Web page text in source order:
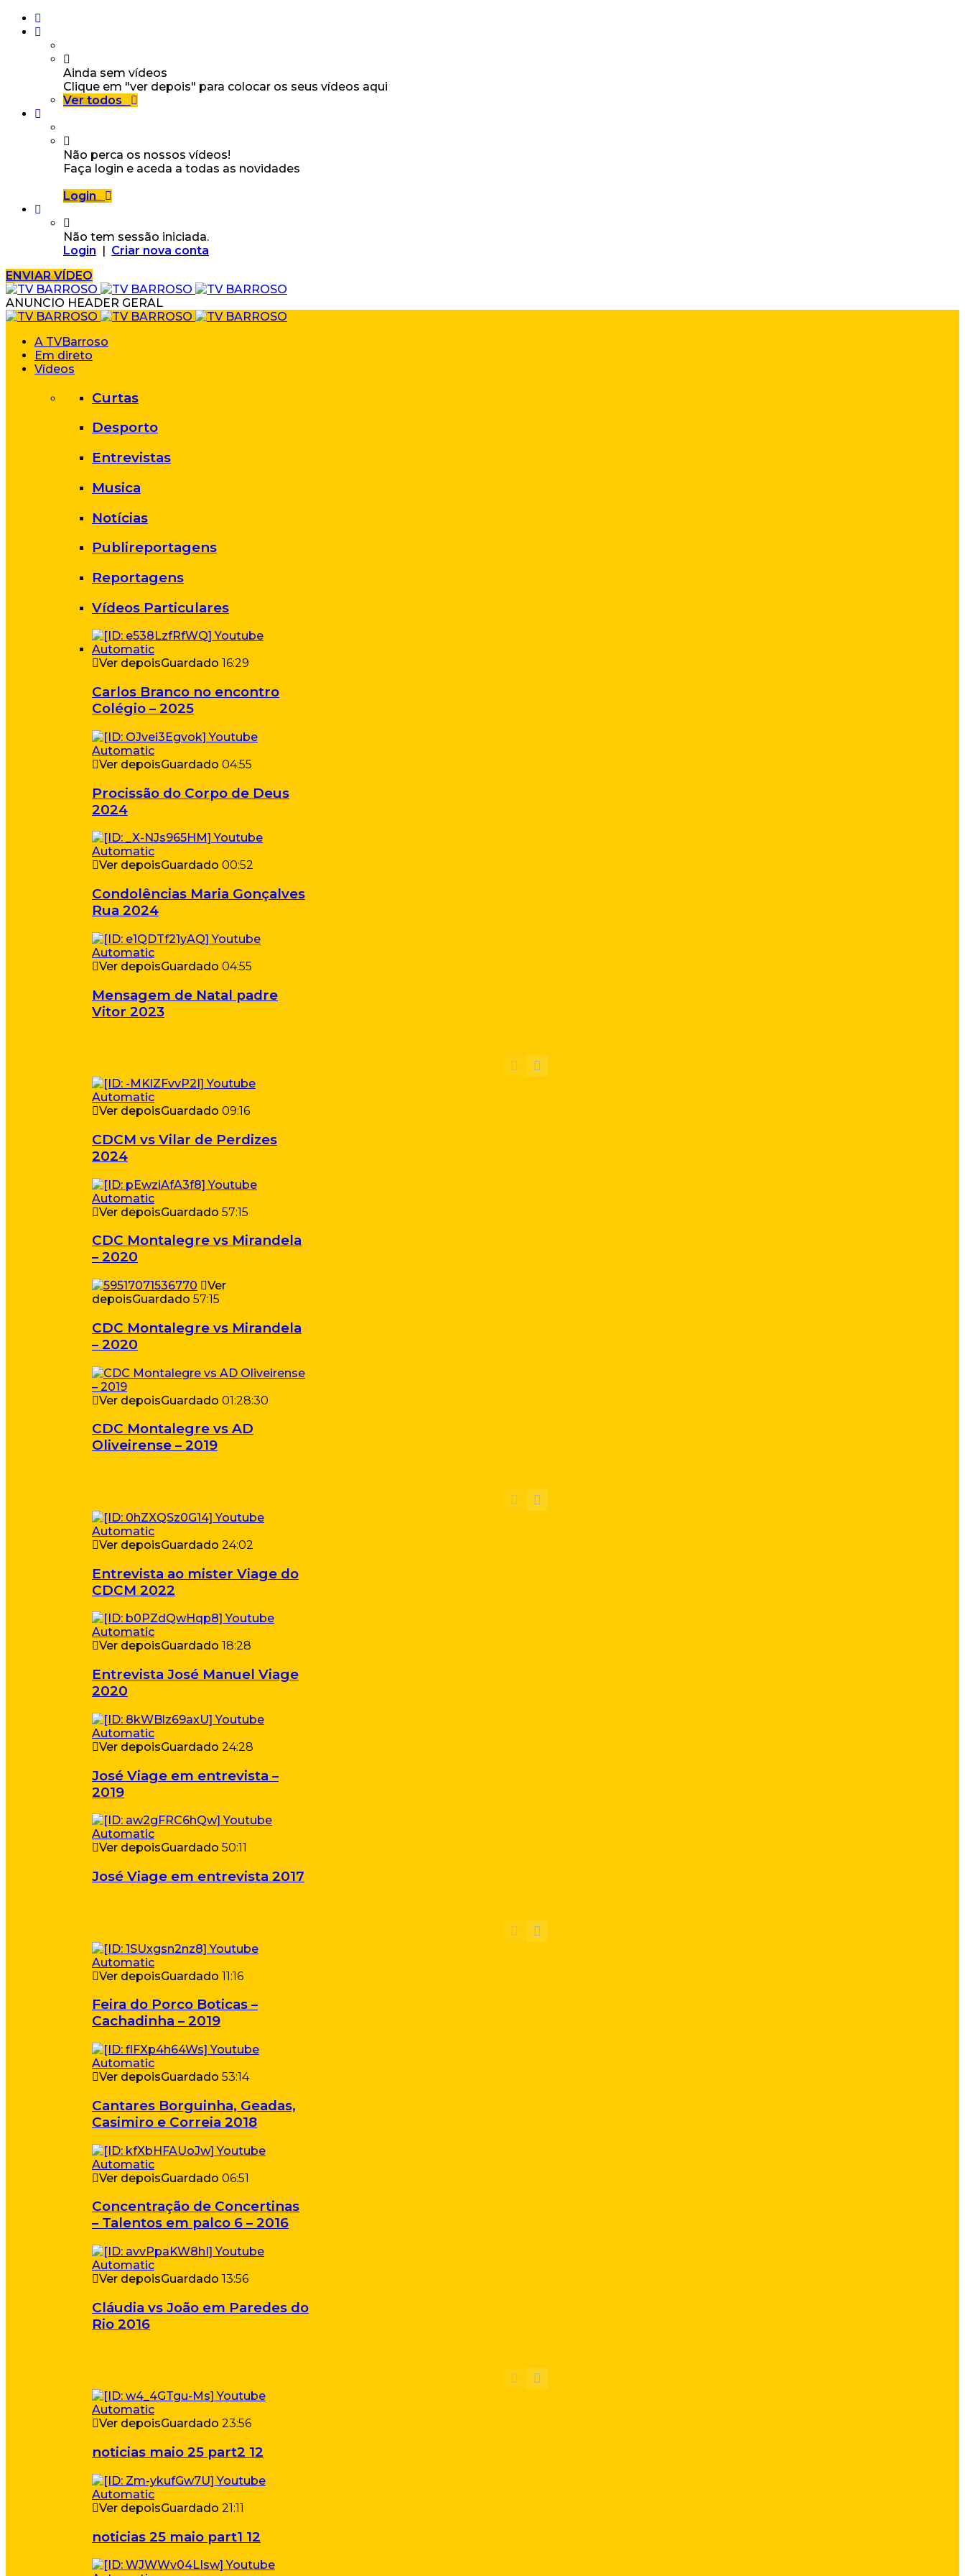
Ainda sem vídeos
Clique em "ver depois" para colocar os seus vídeos aqui
Ver todos
Não perca os nossos vídeos!
Faça login e aceda a todas as novidades
Login
Não tem sessão iniciada.
Login | Criar nova conta
ENVIAR VÍDEO
ANUNCIO HEADER GERAL
A TVBarroso
Em direto
Vídeos
Curtas
Desporto
Entrevistas
Musica
Notícias
Publireportagens
Reportagens
Vídeos Particulares
Ver depoisGuardado 16:29
Carlos Branco no encontro
Colégio – 2025
Ver depoisGuardado 04:55
Procissão do Corpo de Deus
2024
Ver depoisGuardado 00:52
Condolências Maria Gonçalves
Rua 2024
Ver depoisGuardado 04:55
Mensagem de Natal padre
Vitor 2023
Ver depoisGuardado 09:16
CDCM vs Vilar de Perdizes
2024
Ver depoisGuardado 57:15
CDC Montalegre vs Mirandela
– 2020
Ver
depoisGuardado 57:15
CDC Montalegre vs Mirandela
– 2020
Ver depoisGuardado 01:28:30
CDC Montalegre vs AD
Oliveirense – 2019
Ver depoisGuardado 24:02
Entrevista ao mister Viage do
CDCM 2022
Ver depoisGuardado 18:28
Entrevista José Manuel Viage
2020
Ver depoisGuardado 24:28
José Viage em entrevista –
2019
Ver depoisGuardado 50:11
José Viage em entrevista 2017
Ver depoisGuardado 11:16
Feira do Porco Boticas –
Cachadinha – 2019
Ver depoisGuardado 53:14
Cantares Borguinha, Geadas,
Casimiro e Correia 2018
Ver depoisGuardado 06:51
Concentração de Concertinas
– Talentos em palco 6 – 2016
Ver depoisGuardado 13:56
Cláudia vs João em Paredes do
Rio 2016
Ver depoisGuardado 23:56
noticias maio 25 part2 12
Ver depoisGuardado 21:11
noticias 25 maio part1 12